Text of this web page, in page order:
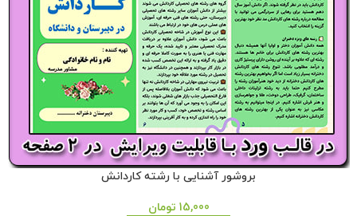
بروشور آشنایی با رشته کاردانش
15,000 تومان